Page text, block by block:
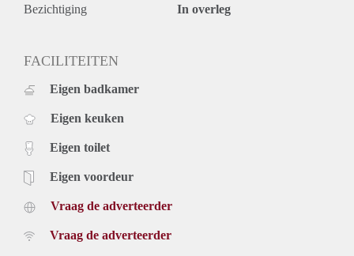
Bezichtiging In overleg
FACILITEITEN
Eigen badkamer
Eigen keuken
Eigen toilet
Eigen voordeur
Vraag de adverteerder
Vraag de adverteerder